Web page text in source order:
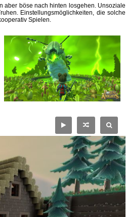
aber böse nach hinten losgehen. Unsoziale
Einstellungsmöglichkeiten, die solche
Spielen.